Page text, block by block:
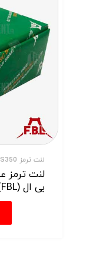
لنت ترمز ES350 ـ 2006 تا 2013 اتاق (XV40)
بی ال (FBL)